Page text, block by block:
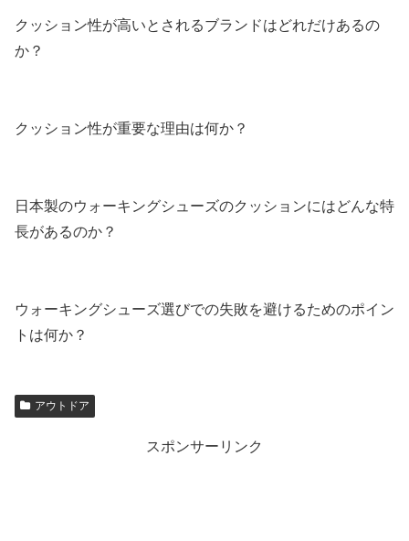
クッション性が高いとされるブランドはどれだけあるの
か？
クッション性が重要な理由は何か？
日本製のウォーキングシューズのクッションにはどんな特
長があるのか？
ウォーキングシューズ選びでの失敗を避けるためのポイン
トは何か？
アウトドア
スポンサーリンク